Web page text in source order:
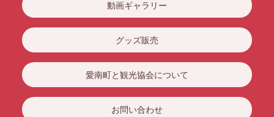
動画ギャラリー
グッズ販売
愛南町と観光協会について
お問い合わせ